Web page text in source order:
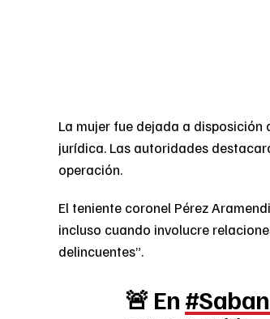
La mujer fue dejada a
jurídica. Las autoridades
operación.
El teniente coronel Pérez
incluso cuando involucre
delincuentes”.
🚨 En